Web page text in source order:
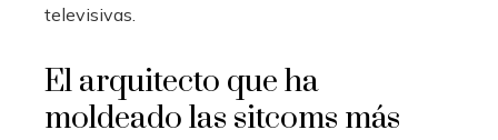
televisivas.
El arquitecto que ha
moldeado las sitcoms más